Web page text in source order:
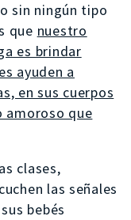
sin ningún tipo
que nuestro
es brindar
ayuden a
en sus cuerpos
amoroso que
clases,
las señales
bebés